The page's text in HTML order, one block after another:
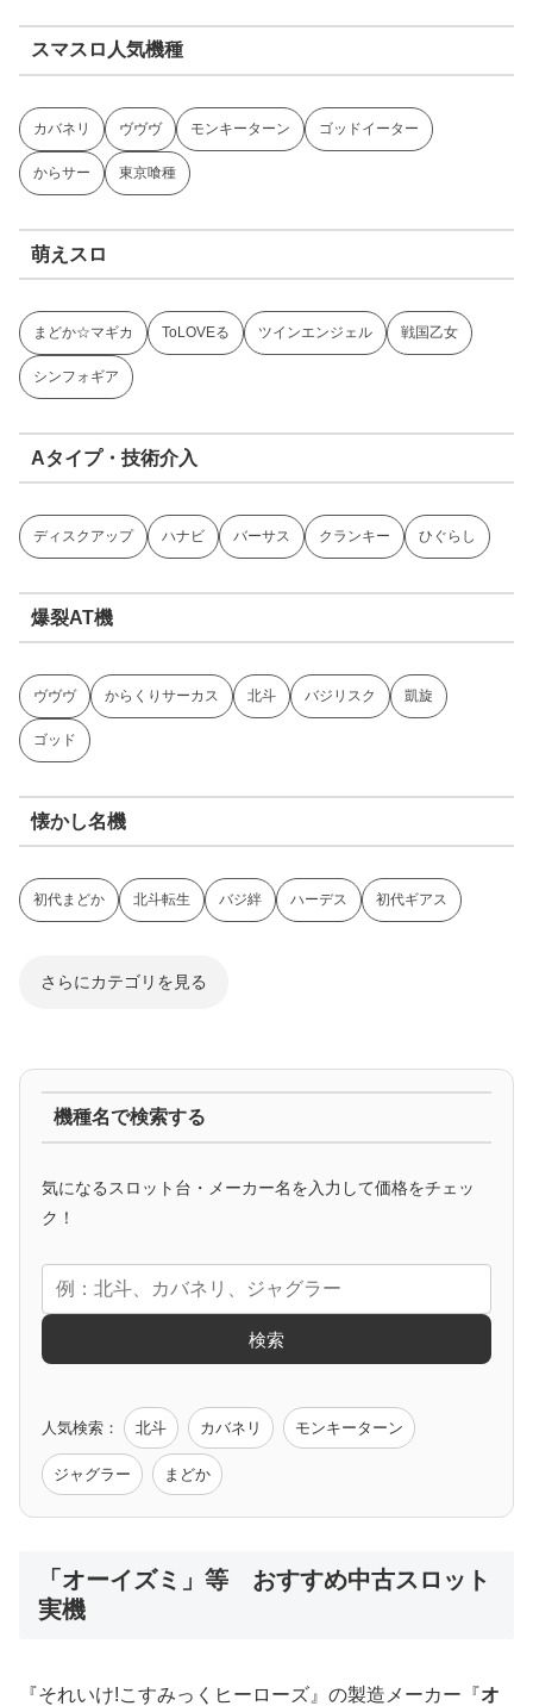
スマスロ人気機種
カバネリ ヴヴヴ モンキーターン ゴッドイーター
からサー 東京喰種
萌えスロ
まどか☆マギカ ToLOVEる ツインエンジェル 戦国乙女
シンフォギア
Aタイプ・技術介入
ディスクアップ ハナビ バーサス クランキー ひぐらし
爆裂AT機
ヴヴヴ からくりサーカス 北斗 バジリスク 凱旋
ゴッド
懐かし名機
初代まどか 北斗転生 バジ絆 ハーデス 初代ギアス
さらにカテゴリを見る
アニメタイアップ
エヴァ コードギアス 化物語 炎炎ノ消防隊
モンハン バイオ ペルソナ
値下げ台
機種名で検索する
気になるスロット台・メーカー名を入力して価格をチェッ
ク！
検索
人気検索： 北斗 カバネリ モンキーターン
ジャグラー まどか
「オーイズミ」等 おすすめ中古スロット
実機
『それいけ!こすみっくヒーローズ』の製造メーカー『オ